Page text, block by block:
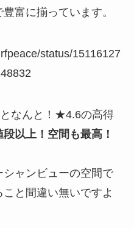
富に揃っています。
status/15116127
なんと！★4.6の高得
以上！空間も最高！
ャンビューの空間で
と間違い無いですよ